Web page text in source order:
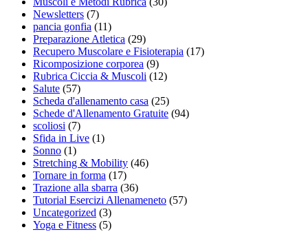
Newsletters (7)
pancia gonfia (11)
Preparazione Atletica (29)
Recupero Muscolare e Fisioterapia (17)
Ricomposizione corporea (9)
Rubrica Ciccia & Muscoli (12)
Salute (57)
Scheda d'allenamento casa (25)
Schede d'Allenamento Gratuite (94)
scoliosi (7)
Sfida in Live (1)
Sonno (1)
Stretching & Mobility (46)
Tornare in forma (17)
Trazione alla sbarra (36)
Tutorial Esercizi Allenameneto (57)
Uncategorized (3)
Yoga e Fitness (5)